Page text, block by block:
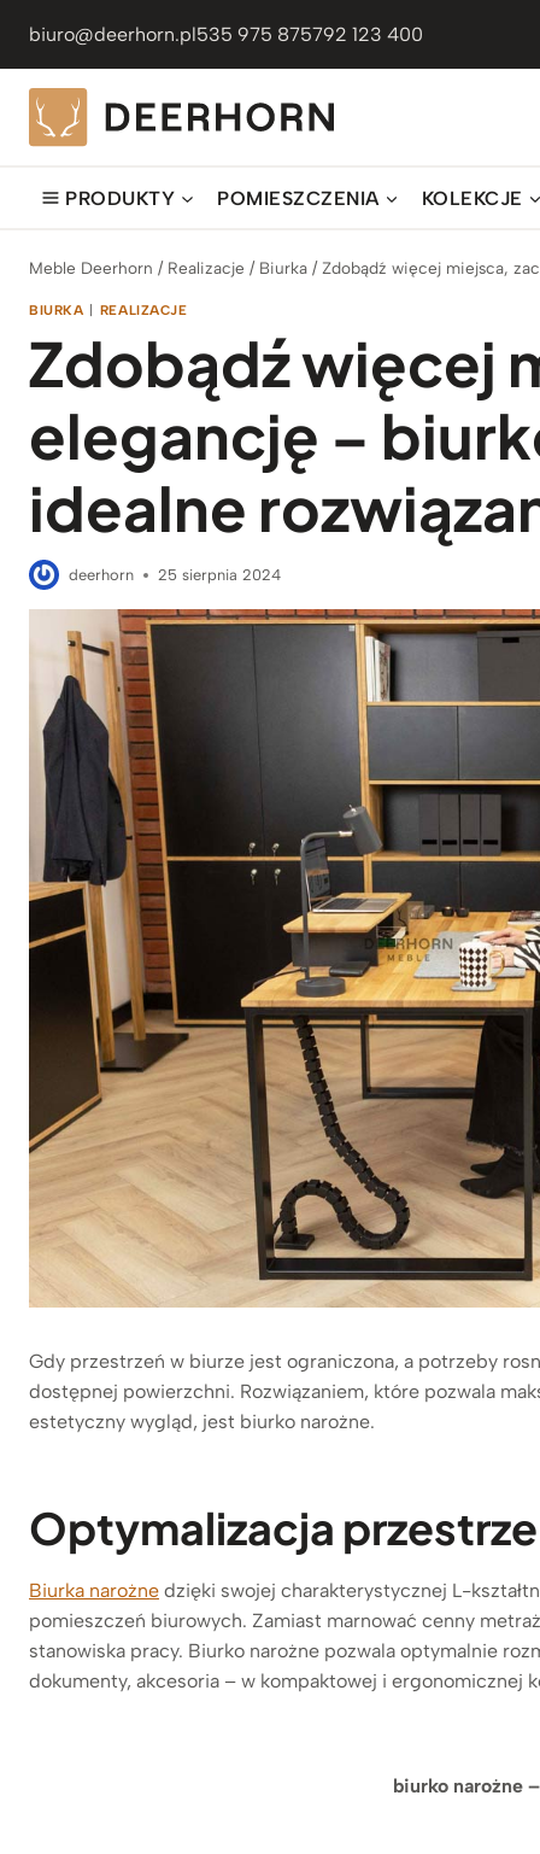
treści
biuro@deerhorn.pl535 975 875792 123 400
PRODUKTY POMIESZCZENIA KOLEKCJE
Meble Deerhorn / Realizacje / Biurka / Zdobądź więcej miejsca,
BIURKA | REALIZACJE
Zdobądź więcej
elegancję –
idealne
deerhorn 25 sierpnia 2024
Gdy przestrzeń w biurze jest ograniczona, a potrzeby
dostępnej powierzchni. Rozwiązaniem, które pozwala
estetyczny wygląd, jest biurko narożne.
Optymalizacja
Biurka narożne dzięki swojej charakterystycznej L-
pomieszczeń biurowych. Zamiast marnować cenny
stanowiska pracy. Biurko narożne pozwala optymalnie
dokumenty, akcesoria – w kompaktowej i ergonomicznej
biurko narożne